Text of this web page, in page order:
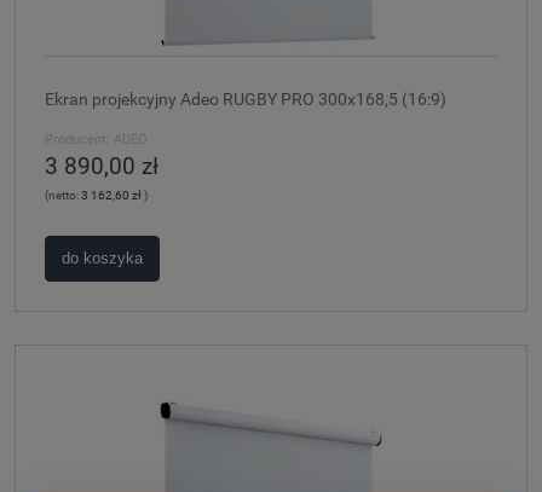
Ekran projekcyjny Adeo RUGBY PRO 300x168,5 (16:9)
Producent: ADEO
3 890,00 zł
(netto:3 162,60 zł)
do koszyka